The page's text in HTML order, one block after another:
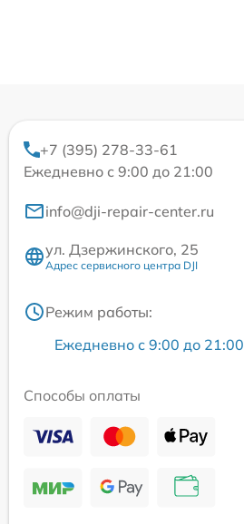
+7 (395) 278-33-61
Ежедневно с 9:00 до 21:00
info@dji-repair-center.ru
ул. Дзержинского, 25
Адрес сервисного центра DJI
Режим работы:
Ежедневно с 9:00 до 21:00
Способы оплаты